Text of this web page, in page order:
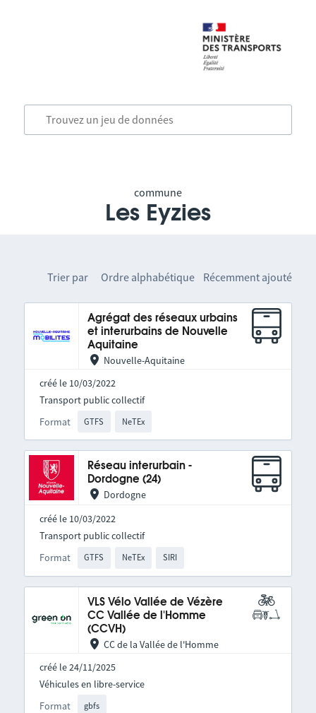
commune
Les Eyzies
Trier par Ordre alphabétique Récemment ajouté
Agrégat des réseaux urbains
et interurbains de Nouvelle
Aquitaine
Nouvelle-Aquitaine
créé le 10/03/2022
Format GTFS NeTEx
Transport public collectif
Réseau interurbain -
Dordogne (24)
Dordogne
créé le 10/03/2022
Format GTFS NeTEx SIRI
Transport public collectif
VLS Vélo Vallée de Vézère
CC Vallée de l'Homme
(CCVH)
CC de la Vallée de l'Homme
créé le 24/11/2025
Format gbfs
Véhicules en libre-service